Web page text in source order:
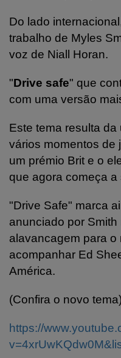
Do lado
trabalho de Myles
voz de Niall Horan.
"Drive safe" que
com uma versão
Este tema resulta
vários momentos de
um prémio Brit e o
que agora começa a
"Drive Safe" marca
anunciado por Smith
alavancagem para o
acompanhar Ed
América.
(Confira o novo tema)
https://